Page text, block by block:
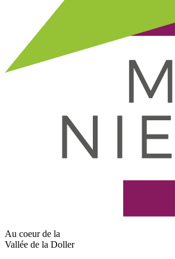
Au coeur de la
Vallée de la Doller